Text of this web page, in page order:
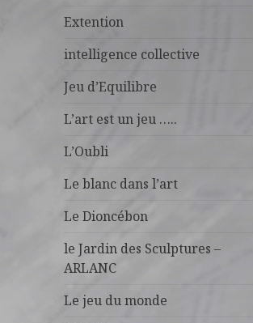
Extention
intelligence collective
Jeu d’Equilibre
L’art est un jeu …..
L’Oubli
Le blanc dans l’art
Le Dioncébon
le Jardin des Sculptures –
ARLANC
Le jeu du monde